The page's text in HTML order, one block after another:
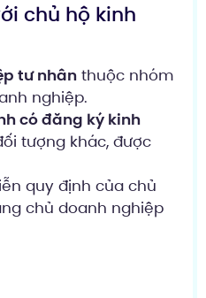
chủ hộ kinh
tư nhân thuộc nhóm
nghiệp.
có đăng ký kinh
tượng khác, được
quy định của chủ
chủ doanh nghiệp